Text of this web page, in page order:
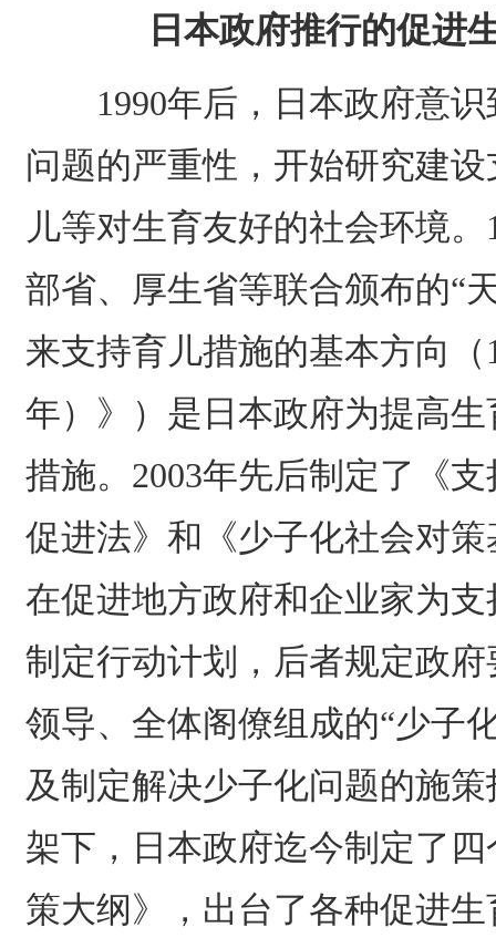
日本政府推行的促进
1990年后，日本政府意识
问题的严重性，开始研究建
儿等对生育友好的社会环境。
部省、厚生省等联合颁布的“
来支持育儿措施的基本方向
年）》）是日本政府为提高
措施。2003年先后制定了《
促进法》和《少子化社会对
在促进地方政府和企业家为
制定行动计划，后者规定政
领导、全体阁僚组成的“少子
及制定解决少子化问题的施
架下，日本政府迄今制定了
策大纲》，出台了各种促进生